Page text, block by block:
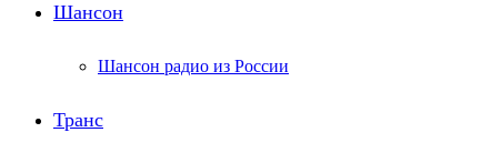
Шансон
Шансон радио из России
Транс